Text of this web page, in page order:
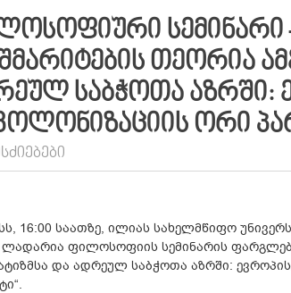
ᲡᲔᲛᲘᲜᲐᲠᲘ
ᲗᲔᲝᲠᲘᲐ
ᲡᲐᲑᲭᲝᲗᲐ ᲐᲖᲠᲨᲘ:
ᲝᲠᲘ
16:00 საათზე, ილიას სახელმწიფო
ფილოსოფიის სემინარის
და ადრეულ საბჭოთა აზრში: